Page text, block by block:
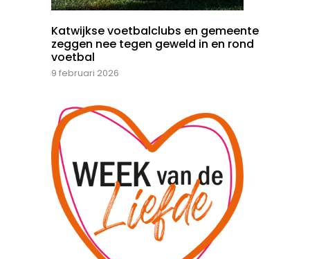
Katwijkse voetbalclubs en gemeente
zeggen nee tegen geweld in en rond
voetbal
9 februari 2026